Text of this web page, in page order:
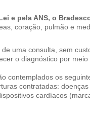
e pela ANS, o
coração, pulmão e
de uma consulta, sem
o diagnóstico por
contemplados os
contratadas:
cardíacos